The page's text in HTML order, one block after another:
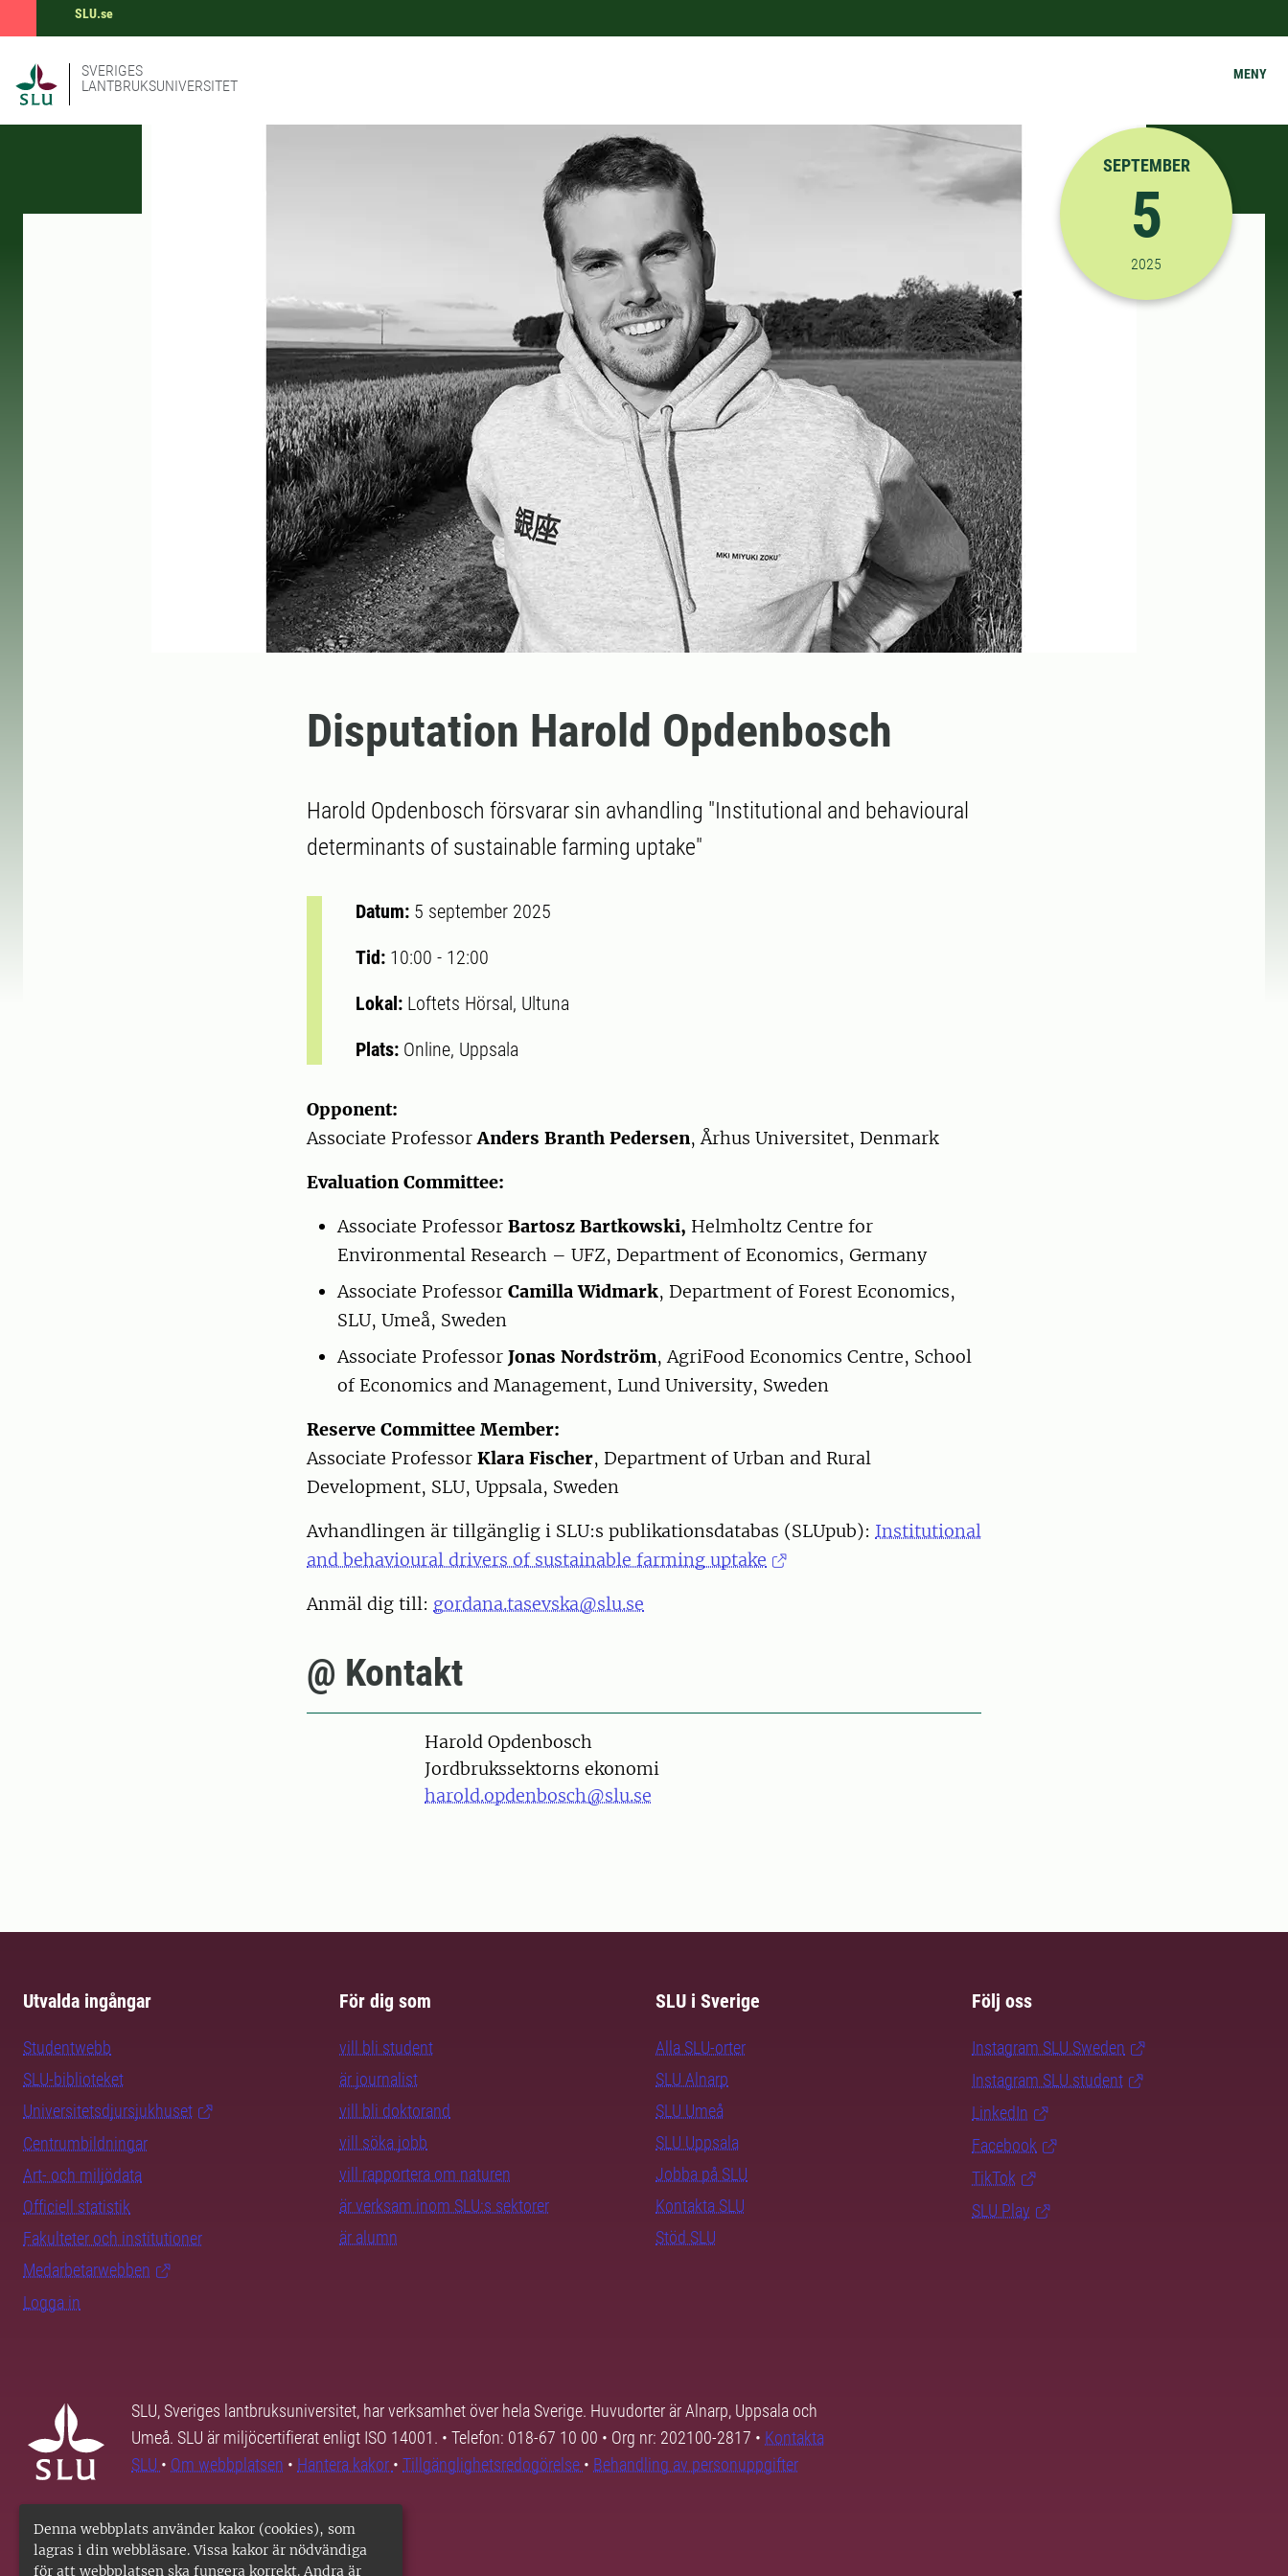
Denna webbplats använder kakor (cookies), som
lagras i din webbläsare. Vissa kakor är nödvändiga
för att webbplatsen ska fungera korrekt. Andra är
SLU.se
SVERIGES
LANTBRUKSUNIVERSITET
MENY
2025-09-05 10:00:00
SEPTEMBER
5
2025
Disputation Harold Opdenbosch
Harold Opdenbosch försvarar sin avhandling "Institutional and behavioural
determinants of sustainable farming uptake"
Datum: 5 september 2025
Tid: 10:00 - 12:00
Lokal: Loftets Hörsal, Ultuna
Plats: Online, Uppsala
Opponent:
Associate ProfessorAnders Branth Pedersen, Århus Universitet, Denmark
Evaluation Committee:
Associate Professor Bartosz Bartkowski, Helmholtz Centre for
Environmental Research – UFZ, Department of Economics, Germany
Associate Professor Camilla Widmark, Department of Forest Economics,
SLU, Umeå, Sweden
Associate Professor Jonas Nordström, AgriFood Economics Centre, School
of Economics and Management, Lund University, Sweden
Reserve Committee Member:
Associate Professor Klara Fischer, Department of Urban and Rural
Development, SLU, Uppsala, Sweden
Avhandlingen är tillgänglig i SLU:s publikationsdatabas (SLUpub): Institutional
and behavioural drivers of sustainable farming uptake
Anmäl dig till: gordana.tasevska@slu.se
@ Kontakt
PersonHarold Opdenbosch
Jordbrukssektorns ekonomi
harold.opdenbosch@slu.se
Utvalda ingångar
Studentwebb
SLU-biblioteket
Universitetsdjursjukhuset
Centrumbildningar
Art- och miljödata
Officiell statistik
Fakulteter och institutioner
Medarbetarwebben
Logga in
För dig som
vill bli student
är journalist
vill bli doktorand
vill söka jobb
vill rapportera om naturen
är verksam inom SLU:s sektorer
är alumn
SLU i Sverige
Alla SLU-orter
SLU Alnarp
SLU Umeå
SLU Uppsala
Jobba på SLU
Kontakta SLU
Stöd SLU
Följ oss
Instagram SLU.Sweden
Instagram SLU.student
LinkedIn
Facebook
TikTok
SLU Play
SLU, Sveriges lantbruksuniversitet, har verksamhet över hela Sverige. Huvudorter är Alnarp, Uppsala och
Umeå. SLU är miljöcertifierat enligt ISO 14001. • Telefon: 018-67 10 00 • Org nr: 202100-2817 • Kontakta
SLU • Om webbplatsen • Hantera kakor • Tillgänglighetsredogörelse • Behandling av personuppgifter